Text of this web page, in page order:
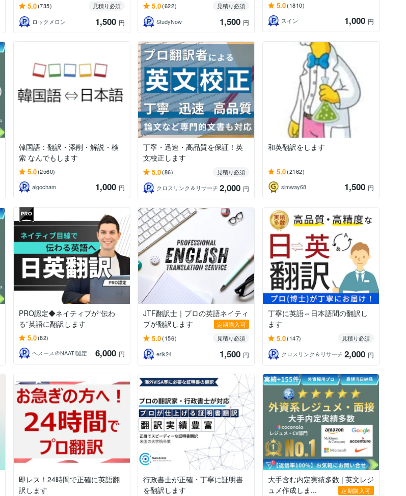
5.0(735)
見積り必須
ロックメロン
1,500 円
5.0(622)
見積り必須
StudyNow
1,500 円
5.0(1810)
スイン
1,000 円
韓国語：翻訳・添削・解説・検
索 なんでもします
5.0(2560)
aigocham
1,000 円
丁寧・迅速・高品質を保証！英
文校正します
5.0(86)
見積り必須
クロスリンク＆リサーチ 2,000 円
和英翻訳をします
5.0(2162)
simway68
1,500 円
PRO認定◆ネイティブが“伝わ
る”英語に翻訳します
5.0(82)
ヘスース＠NAATI認定翻訳者
6,000 円
JTF翻訳士｜プロの英語ネイティ
ブが翻訳します
定期購入可
5.0(156)
見積り必須
erik24
1,500 円
丁寧に英語⇔日本語間の翻訳し
ます
5.0(147)
見積り必須
クロスリンク＆リサーチ 2,000 円
即レス！24時間で正確に英語翻
訳します
行政書士が正確・丁寧に証明書
を翻訳します
大手含む内定実績多数 | 英文レジ
ュメ作成しま...
定期購入可